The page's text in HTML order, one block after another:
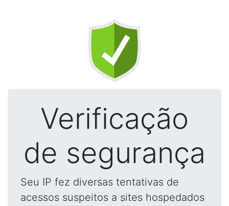
Verificação
de segurança
Seu IP fez diversas tentativas de
acessos suspeitos a sites hospedados